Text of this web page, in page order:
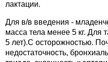
лактации.
Для в/в введения -
масса тела менее 5 кг. Для
5 лет).C осторожностью.
недостаточность,